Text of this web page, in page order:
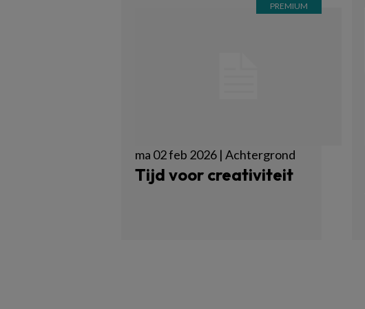
ma 02 feb 2026 | Achtergrond
Tijd voor creativiteit